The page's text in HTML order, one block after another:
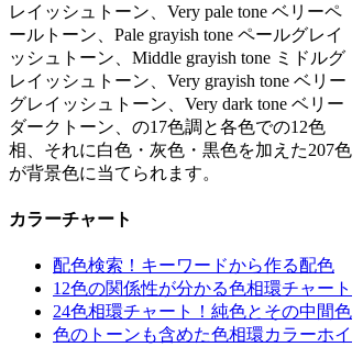
レイッシュトーン、Very pale tone ベリーペ
ールトーン、Pale grayish tone ペールグレイ
ッシュトーン、Middle grayish tone ミドルグ
レイッシュトーン、Very grayish tone ベリー
グレイッシュトーン、Very dark tone ベリー
ダークトーン、の17色調と各色での12色
相、それに白色・灰色・黒色を加えた207色
が背景色に当てられます。
カラーチャート
配色検索！キーワードから作る配色
12色の関係性が分かる色相環チャート
24色相環チャート！純色とその中間色
色のトーンも含めた色相環カラーホイ